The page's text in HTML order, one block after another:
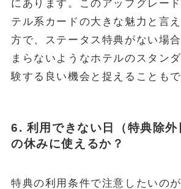
にあります。このアップグレー
テル系カードの大きな魅力と言
方で、ステータス特典がない場
まらないようなホテルのスタン
験する良い機会と捉えることもで
6. 利用できない日（特典除外
の休みに使えるか？
特典の利用条件で注意したいの